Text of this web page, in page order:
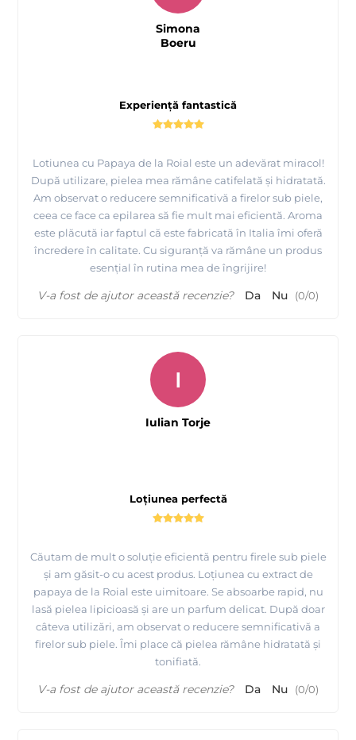
Experiență fantastică
Lotiunea cu Papaya de la Roial este un adevărat miracol!
După utilizare, pielea mea rămâne catifelată și hidratată.
Am observat o reducere semnificativă a firelor sub piele,
ceea ce face ca epilarea să fie mult mai eficientă. Aroma
este plăcută iar faptul că este fabricată în Italia îmi oferă
încredere în calitate. Cu siguranță va rămâne un produs
esențial în rutina mea de îngrijire!
Simona
Boeru
V-a fost de ajutor această recenzie? Da Nu (0/0)
Loțiunea perfectă
Căutam de mult o soluție eficientă pentru firele sub piele
și am găsit-o cu acest produs. Loțiunea cu extract de
papaya de la Roial este uimitoare. Se absoarbe rapid, nu
lasă pielea lipicioasă și are un parfum delicat. După doar
câteva utilizări, am observat o reducere semnificativă a
firelor sub piele. Îmi place că pielea rămâne hidratată și
tonifiată.
I
Iulian Torje
V-a fost de ajutor această recenzie? Da Nu (0/0)